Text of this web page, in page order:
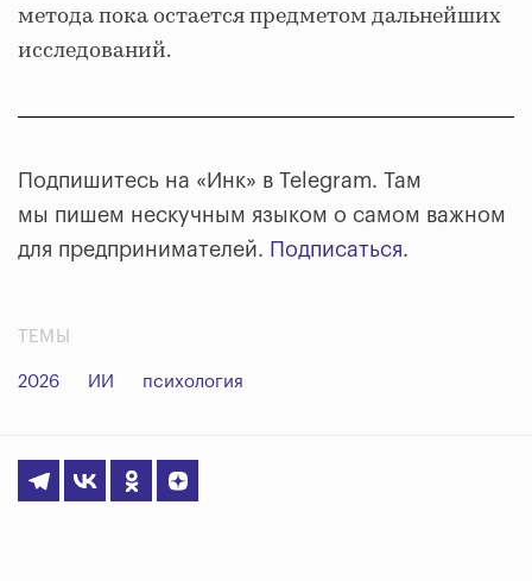
метода пока остается предметом дальнейших
исследований.
Подпишитесь на «Инк» в Telegram. Там
мы пишем нескучным языком о самом важном
для предпринимателей. Подписаться.
ТЕМЫ
2026 ИИ психология